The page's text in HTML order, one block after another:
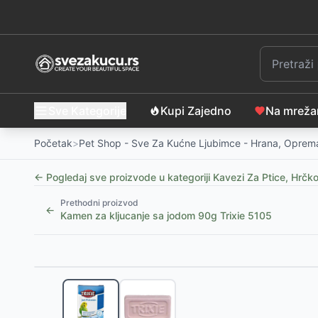
Kupi Zajedno Na
Početak>Pet Shop - Sve Za Kućne Ljubimce - Hrana,
← Pogledaj sve proizvode u kategoriji Kavezi Za Ptice,
←
Prethodni proizvod
Kamen za kljucanje sa jodom 90g Trixie 5105
Kamen za kljucanje sa jodom 90g Trixie 5105
Kamen za kljucanje sa jodom 20g Trixie 5101